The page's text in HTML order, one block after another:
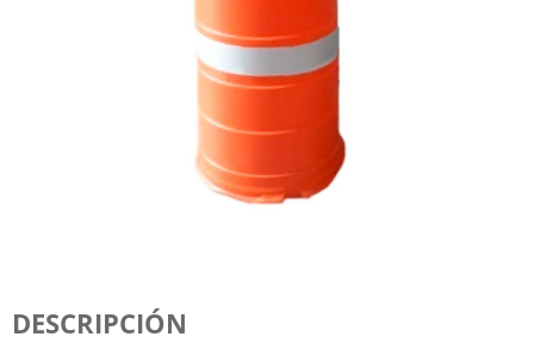
DESCRIPCIÓN